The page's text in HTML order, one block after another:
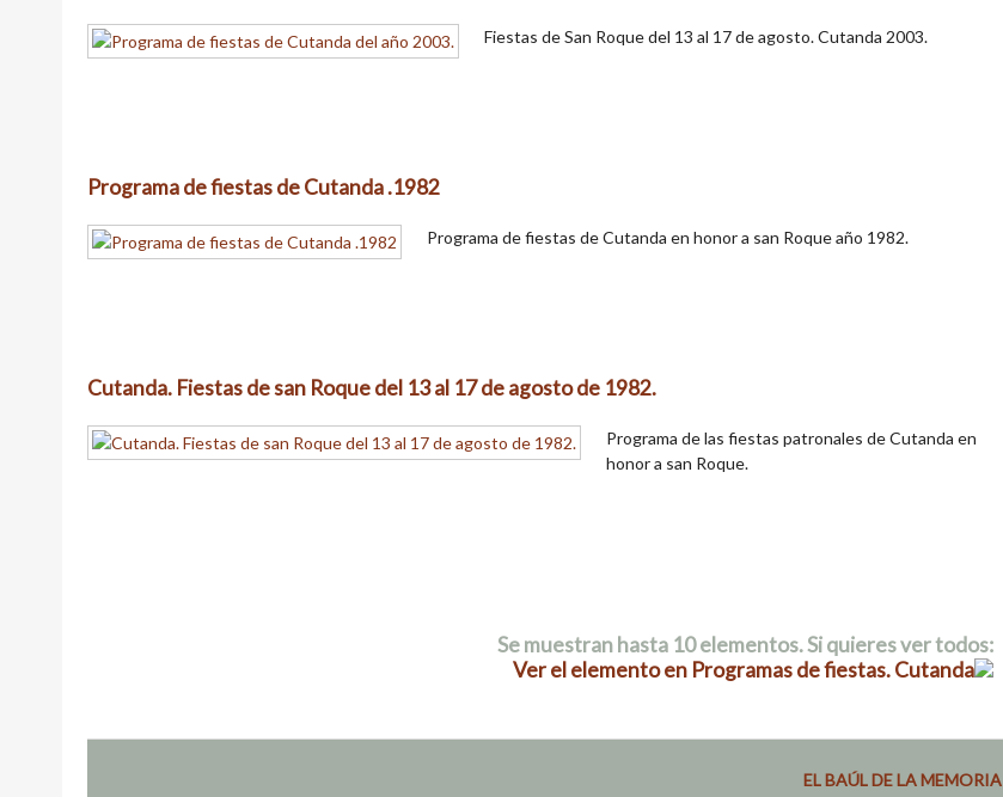
Fiestas de San Roque del 13 al 17 de agosto. Cutanda 2003.
Programa de fiestas de Cutanda .1982
Programa de fiestas de Cutanda en honor a san Roque año 1982.
Cutanda. Fiestas de san Roque del 13 al 17 de agosto de 1982.
Programa de las fiestas patronales de Cutanda en
honor a san Roque.
Se muestran hasta 10 elementos. Si quieres ver todos:
Ver el elemento en Programas de fiestas. Cutanda
EL BAÚL DE LA MEMORIA